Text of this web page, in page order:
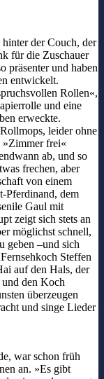
der Couch, der
für die Zuschauer
präsenter und haben
entwickelt.
Rollen«,
und eine
erweckte.
leider ohne
frei«
ab, und so
frechen, aber
von einem
Pferdinand, dem
Gaul mit
zeigt sich stets an
möglichst schnell,
geben –und sich
Steffen
auf den Hals, der
den Koch
überzeugen
und singe Lieder
war schon früh
an. »Es gibt